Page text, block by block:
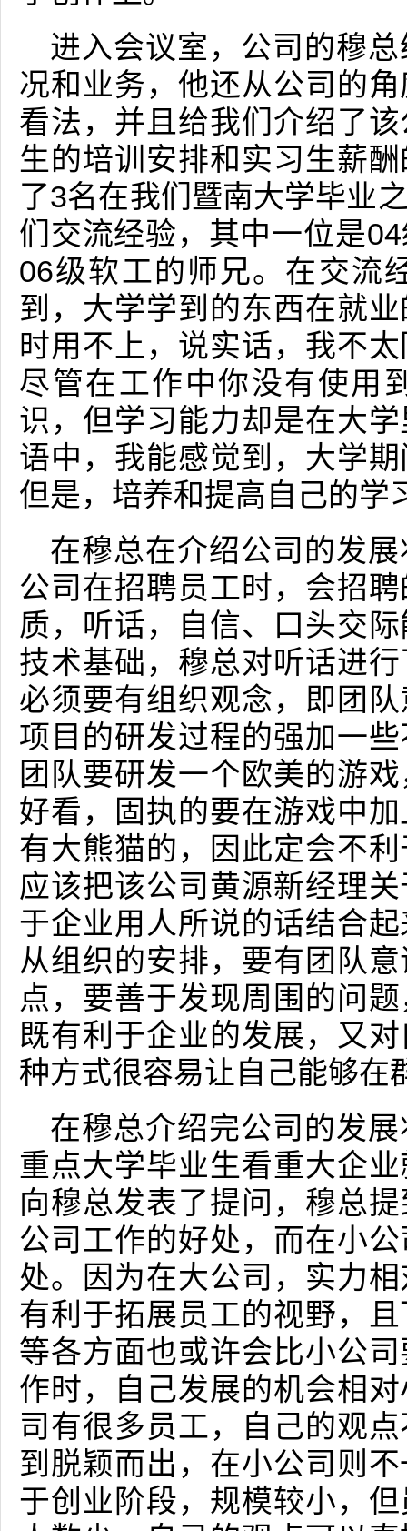
进入会议室，公司的穆
况和业务，他还从公司的
看法，并且给我们介绍了
生的培训安排和实习生薪
了3名在我们暨南大学毕业
们交流经验，其中一位是
06级软工的师兄。在交流
到，大学学到的东西在就
时用不上，说实话，我不
尽管在工作中你没有使用
识，但学习能力却是在大
语中，我能感觉到，大学
但是，培养和提高自己的学
在穆总在介绍公司的发
公司在招聘员工时，会招
质，听话，自信、口头交
技术基础，穆总对听话进
必须要有组织观念，即团
项目的研发过程的强加一
团队要研发一个欧美的游
好看，固执的要在游戏中
有大熊猫的，因此定会不
应该把该公司黄源新经理
于企业用人所说的话结合
从组织的安排，要有团队
点，要善于发现周围的问
既有利于企业的发展，又
种方式很容易让自己能够在
在穆总介绍完公司的发
重点大学毕业生看重大企
向穆总发表了提问，穆总
公司工作的好处，而在小
处。因为在大公司，实力
有利于拓展员工的视野，
等各方面也或许会比小公
作时，自己发展的机会相
司有很多员工，自己的观
到脱颖而出，在小公司则
于创业阶段，规模较小，